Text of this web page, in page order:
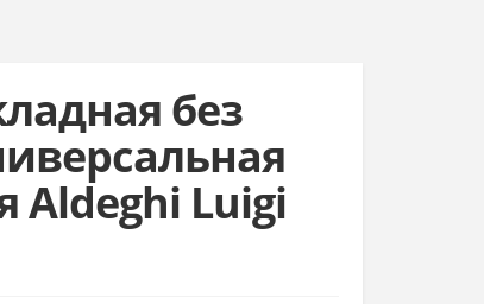
без
Aldeghi Luigi